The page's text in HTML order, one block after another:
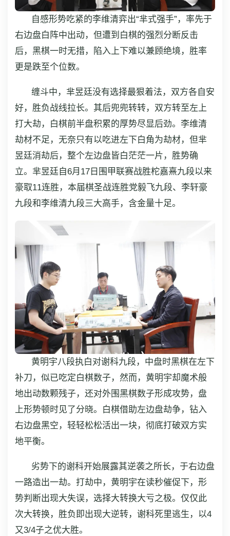
自感形势吃紧的李维清弈出“芈式强手”，率先于
右边盘白阵中出动，但遭到白棋的强烈分断反击
后，黑棋一时无措，陷入上下难以兼顾绝境，胜率
更是跌至个位数。
缠斗中，芈昱廷没有选择最狠着法，双方各自安
好，胜负战线拉长。其后兜兜转转，双方转至左上
打大劫，白棋前半盘积累的厚势尽显后劲。李维清
劫材不足，无奈只有以吃进左下白角为劫材，但芈
昱廷消劫后，整个左边盘皆白茫茫一片，胜势确
立。芈昱廷自6月17日围甲联赛战胜柁嘉熹九段以来
豪取11连胜，本届棋圣战连胜党毅飞九段、李轩豪
九段和李维清九段三大高手，含金量十足。
黄明宇八段执白对谢科九段，中盘时黑棋在左下
补刀，似已吃定白棋数子，然而，黄明宇却魔术般
地出动数颗残子，还对外围黑棋数子形成攻势，盘
上形势顿时见了分晓。白棋借助左边盘劫争，钻入
右边盘黑空，轻轻松松活出一块，彻底打破双方实
地平衡。
劣势下的谢科开始展露其逆袭之所长，于右边盘
一路造出一劫。打劫中，黄明宇在读秒催促下，形
势判断出现大失误，选择大转换大亏之极。仅仅此
次大转换，胜负即出现大逆转，谢科死里逃生，以4
又3/4子之优大胜。